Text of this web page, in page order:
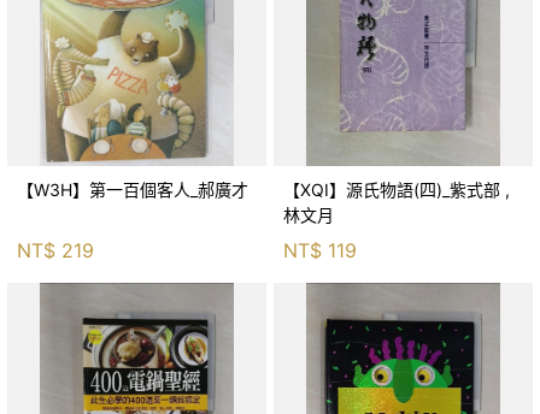
【W3H】第一百個客人_郝廣才
NT$ 219
【XQI】源氏物語(四)_紫式部 ,
林文月
NT$ 119